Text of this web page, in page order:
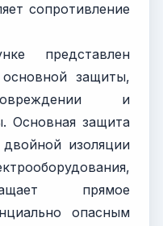
сопротивление
представлен
защиты,
и
Основная защита
изоляции
прямое
опасным